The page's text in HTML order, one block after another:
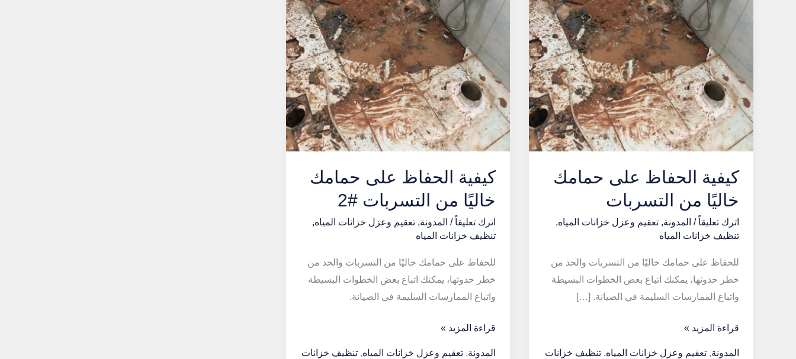
كيفية الحفاظ على حمامك
خاليًا من التسربات
اترك تعليقاً / المدونة, تعقيم وعزل خزانات المياه,
تنظيف خزانات المياه
للحفاظ على حمامك خاليًا من التسربات والحد من
خطر حدوثها، يمكنك اتباع بعض الخطوات البسيطة
واتباع الممارسات السليمة في الصيانة. […]
كيفية
قراءة المزيد »
المدونة, تعقيم وعزل خزانات المياه, تنظيف خزانات
كيفية الحفاظ على حمامك
خاليًا من التسربات #2
اترك تعليقاً / المدونة, تعقيم وعزل خزانات المياه,
تنظيف خزانات المياه
للحفاظ على حمامك خاليًا من التسربات والحد من
خطر حدوثها، يمكنك اتباع بعض الخطوات البسيطة
واتباع الممارسات السليمة في الصيانة.
كيفية
قراءة المزيد »
المدونة, تعقيم وعزل خزانات المياه, تنظيف خزانات